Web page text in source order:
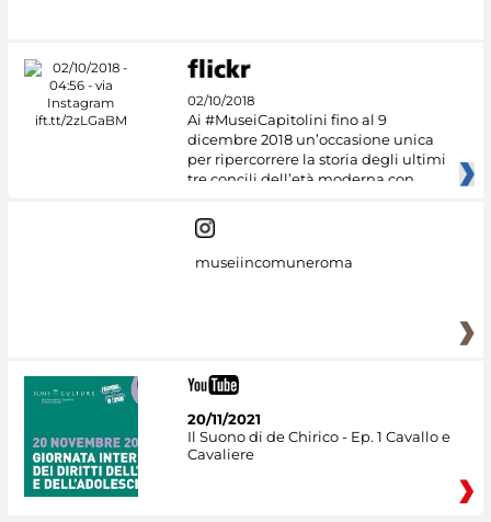
02/10/2018
Ai #MuseiCapitolini fino al 9
dicembre 2018 un’occasione unica
per ripercorrere la storia degli ultimi
tre concili dell’età moderna con
museiincomuneroma
20/11/2021
Il Suono di de Chirico - Ep. 1 Cavallo e
Cavaliere